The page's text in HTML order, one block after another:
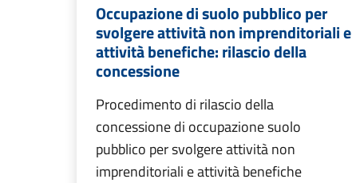
Occupazione di suolo pubblico per
svolgere attività non imprenditoriali e
attività benefiche: rilascio della
concessione
Procedimento di rilascio della
concessione di occupazione suolo
pubblico per svolgere attività non
imprenditoriali e attività benefiche